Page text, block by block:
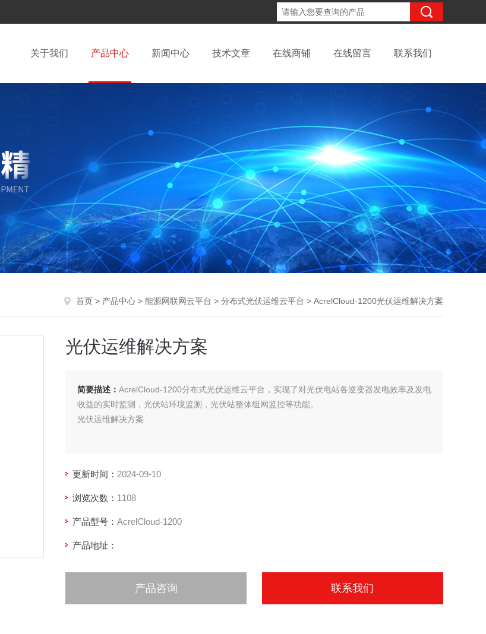
关于我们 产品中心 新闻中心 技术文章 在线商铺 在线留言 联系我们
首页 > 产品中心 > 能源网联网云平台 > 分布式光伏运维云平台 > AcrelCloud-1200光伏运维解决方案
光伏运维解决方案
简要描述： AcrelCloud-1200分布式光伏运维云平台，实现了对光伏电站各逆变器发电效率及发电
收益的实时监测，光伏站环境监测，光伏站整体组网监控等功能。
光伏运维解决方案
更新时间： 2024-09-10
浏览次数： 1108
产品型号： AcrelCloud-1200
产品地址：
产品咨询 联系我们